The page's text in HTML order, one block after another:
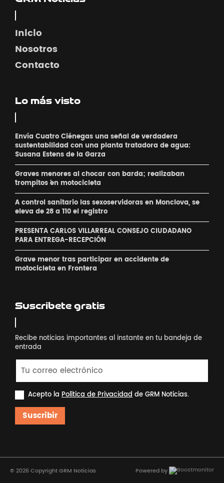
Inicio
Nosotros
Contacto
Lo más visto
Envía Cuatro Ciénegas una señal de verdadera
sustentabilidad con una planta tratadora de agua:
Susana Estens de la Garza
Graves menores al chocar con barda; realizaban
´trompitos ´en motocicleta
A control sanitario las sexoservidoras en Monclova, se
eleva de 28 a 110 el registro
PRESENTA CARLOS VILLARREAL CONSEJO CIUDADANO
PARA ENTREGA-RECEPCIÓN
Grave menor tras participar en accidente de
motocicleta en Frontera
Suscribete gratis
Recibe noticias importantes al instante en tu bandeja de
entrada
Acepto la Política de Privacidadde GRM Noticias.
Suscribir
© 2026 Copyright GRM Noticias Powered by